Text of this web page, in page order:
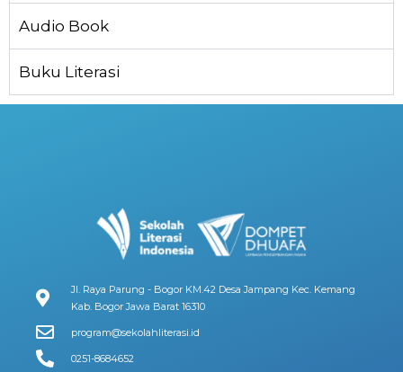
Audio Book
Buku Literasi
Jl. Raya Parung - Bogor KM.42 Desa Jampang Kec. Kemang
Kab. Bogor Jawa Barat 16310
program@sekolahliterasi.id
0251-8684652